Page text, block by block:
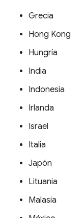
Grecia
Hong Kong
Hungría
India
Indonesia
Irlanda
Israel
Italia
Japón
Lituania
Malasia